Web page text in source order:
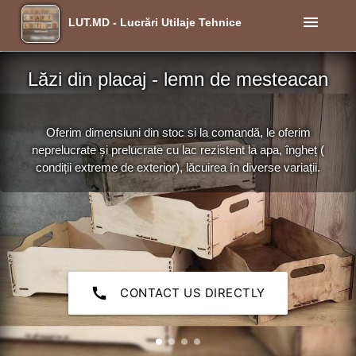
LUT.MD - Lucrări Utilaje Tehnice menu
call CONTACT US DIRECTLY
Lăzi din placaj - lemn de mesteacan
Oferim dimensiuni din stoc si la comandă, le oferim
neprelucrate și prelucrate cu lac rezistent la apa, îngheț (
condiții extreme de exterior), lăcuirea în diverse variații.